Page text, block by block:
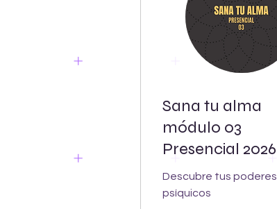
Sana tu alma
módulo 03
Presencial 2026
Descubre tus poderes
psíquicos